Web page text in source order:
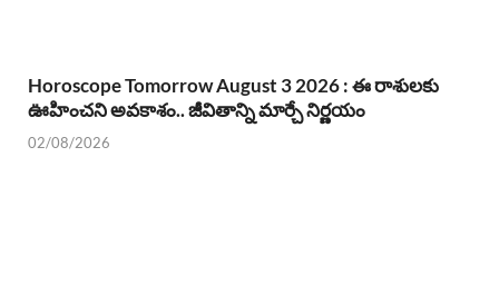
Horoscope Tomorrow August 3 2026 : ఈ రాశులకు
ఊహించని అవకాశం.. జీవితాన్ని మార్చే నిర్ణయం
02/08/2026